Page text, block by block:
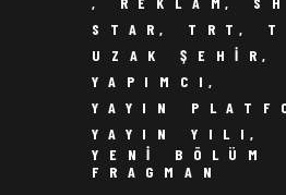
STAR, TRT,
UZAK ŞEHIR,
YAPIMCI,
YAYIN
YAYIN YILI,
YENI BÖLÜM
FRAGMAN